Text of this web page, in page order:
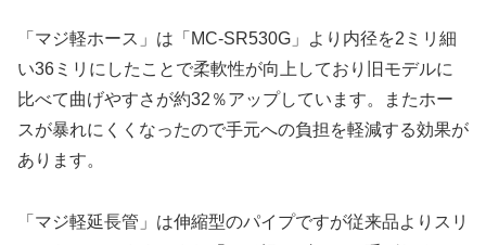
「マジ軽ホース」は「MC-SR530G」より内径を2ミリ細
い36ミリにしたことで柔軟性が向上しており旧モデルに
比べて曲げやすさが約32％アップしています。またホー
スが暴れにくくなったので手元への負担を軽減する効果が
あります。
「マジ軽延長管」は伸縮型のパイプですが従来品よりスリ